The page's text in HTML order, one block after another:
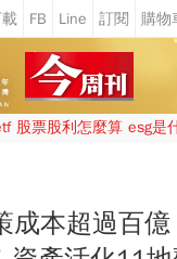
股票股利怎麼算 esg是
成本超過百